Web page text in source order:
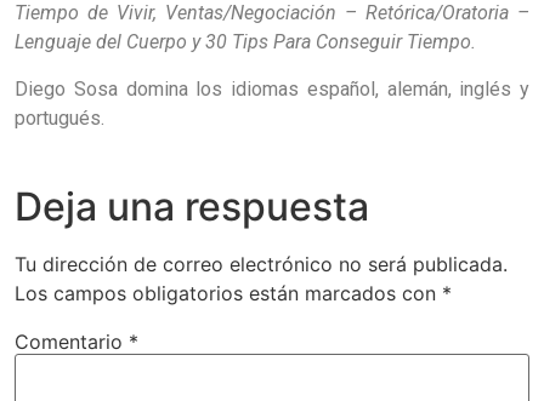
Tiempo de Vivir, Ventas/Negociación – Retórica/Oratoria –
Lenguaje del Cuerpo y 30 Tips Para Conseguir Tiempo.
Diego Sosa domina los idiomas español, alemán, inglés y
portugués.
Deja una respuesta
Tu dirección de correo electrónico no será publicada.
Los campos obligatorios están marcados con *
Comentario *